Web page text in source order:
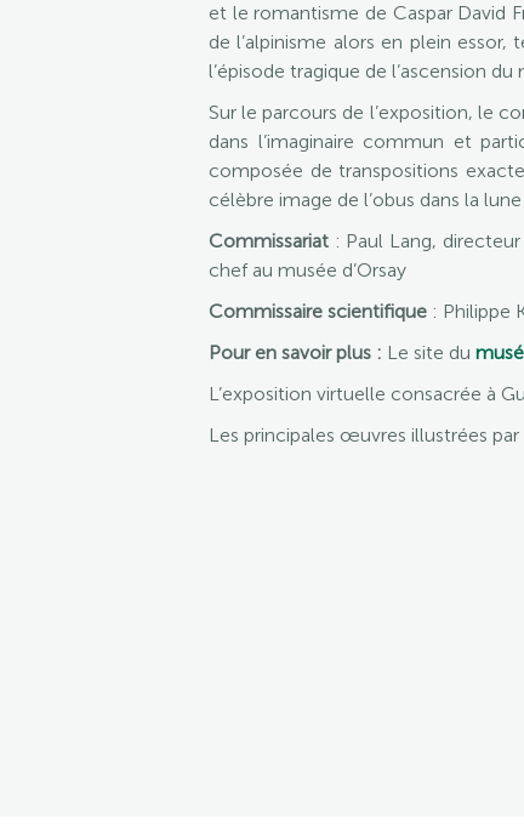
et le romantisme de Caspar David
de l’alpinisme alors en plein
l’épisode tragique de l’ascension
Sur le parcours de l’exposition, le
dans l’imaginaire commun et
composée de transpositions
célèbre image de l’obus dans la
Commissariat : Paul Lang,
chef au musée d’Orsay
Commissaire scientifique : Philippe
Pour en savoir plus : Le site du
L’exposition virtuelle consacrée à
Les principales œuvres illustrées